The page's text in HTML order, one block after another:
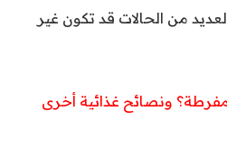
من الحالات قد تكون غير
ونصائح غذائية أخرى